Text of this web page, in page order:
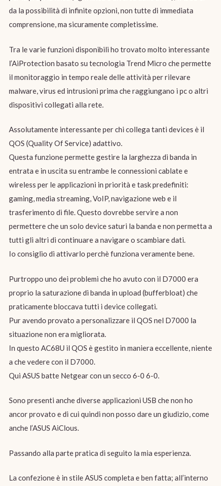
da la possibilità di infinite opzioni, non tutte di immediata
comprensione, ma sicuramente completissime.
Tra le varie funzioni disponibili ho trovato molto interessante
l’AiProtection basato su tecnologia Trend Micro che permette
il monitoraggio in tempo reale delle attività per rilevare
malware, virus ed intrusioni prima che raggiungano i pc o altri
dispositivi collegati alla rete.
Assolutamente interessante per chi collega tanti devices è il
QOS (Quality Of Service) adattivo.
Questa funzione permette gestire la larghezza di banda in
entrata e in uscita su entrambe le connessioni cablate e
wireless per le applicazioni in priorità e task predefiniti:
gaming, media streaming, VoIP, navigazione web e il
trasferimento di file. Questo dovrebbe servire a non
permettere che un solo device saturi la banda e non permetta a
tutti gli altri di continuare a navigare o scambiare dati.
Io consiglio di attivarlo perchè funziona veramente bene.
Purtroppo uno dei problemi che ho avuto con il D7000 era
proprio la saturazione di banda in upload (bufferbloat) che
praticamente bloccava tutti i device collegati.
Pur avendo provato a personalizzare il QOS nel D7000 la
situazione non era migliorata.
In questo AC68U il QOS è gestito in maniera eccellente, niente
a che vedere con il D7000.
Qui ASUS batte Netgear con un secco 6-0 6-0.
Sono presenti anche diverse applicazioni USB che non ho
ancor provato e di cui quindi non posso dare un giudizio, come
anche l’ASUS AiClous.
Passando alla parte pratica di seguito la mia esperienza.
La confezione è in stile ASUS completa e ben fatta; all’interno